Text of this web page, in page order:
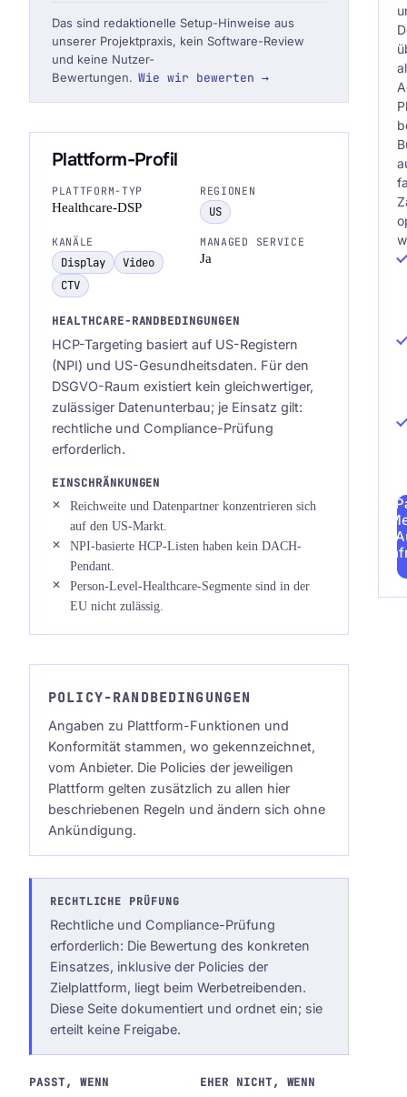
Das sind redaktionelle Setup-Hinweise aus
unserer Projektpraxis, kein Software-Review
und keine Nutzer-
Bewertungen. Wie wir bewerten →
Plattform-Profil
PLATTFORM-TYP
Healthcare-DSP
REGIONEN
US
KANÄLE
Display
Video
CTV
MANAGED SERVICE
Ja
HEALTHCARE-RANDBEDINGUNGEN
HCP-Targeting basiert auf US-Registern
(NPI) und US-Gesundheitsdaten. Für den
DSGVO-Raum existiert kein gleichwertiger,
zulässiger Datenunterbau; je Einsatz gilt:
rechtliche und Compliance-Prüfung
erforderlich.
EINSCHRÄNKUNGEN
Reichweite und Datenpartner konzentrieren sich
auf den US-Markt.
NPI-basierte HCP-Listen haben kein DACH-
Pendant.
Person-Level-Healthcare-Segmente sind in der
EU nicht zulässig.
POLICY-RANDBEDINGUNGEN
Angaben zu Plattform-Funktionen und
Konformität stammen, wo gekennzeichnet,
vom Anbieter. Die Policies der jeweiligen
Plattform gelten zusätzlich zu allen hier
beschriebenen Regeln und ändern sich ohne
Ankündigung.
RECHTLICHE PRÜFUNG
Rechtliche und Compliance-Prüfung
erforderlich: Die Bewertung des konkreten
Einsatzes, inklusive der Policies der
Zielplattform, liegt beim Werbetreibenden.
Diese Seite dokumentiert und ordnet ein; sie
erteilt keine Freigabe.
PASST, WENN
EHER NICHT, WENN